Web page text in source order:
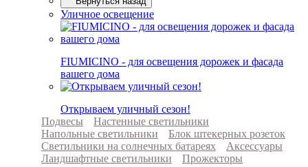
Уличное освещение
FIUMICINO - для освещения дорожек и фасада
вашего дома
Открываем уличный сезон!
Подвесы
Настенные светильники
Напольные светильники
Блок штекерных розеток
Светильники на солнечных батареях
Аксессуары
Ландшафтные светильники
Прожекторы